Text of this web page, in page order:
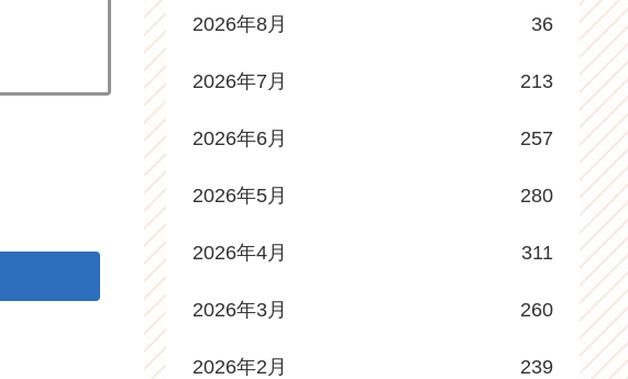
2026年8月 36
2026年7月 213
2026年6月 257
2026年5月 280
2026年4月 311
2026年3月 260
2026年2月 239